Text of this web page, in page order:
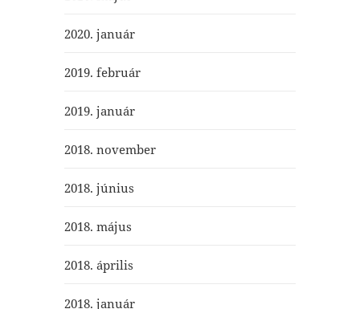
2020. január
2019. február
2019. január
2018. november
2018. június
2018. május
2018. április
2018. január